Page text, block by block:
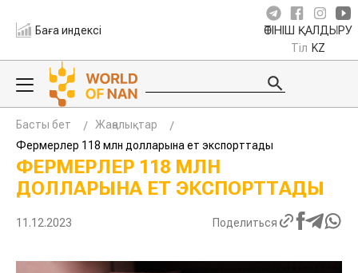
Баға индексі ӨТІНІШ ҚАЛДЫРУ
Тіл KZ
Басты бет
Жаңалықтар
Фермерлер 118 млн долларына ет экспорттады
ФЕРМЕРЛЕР 118 МЛН
ДОЛЛАРЫНА ЕТ ЭКСПОРТТАДЫ
11.12.2023 Поделиться